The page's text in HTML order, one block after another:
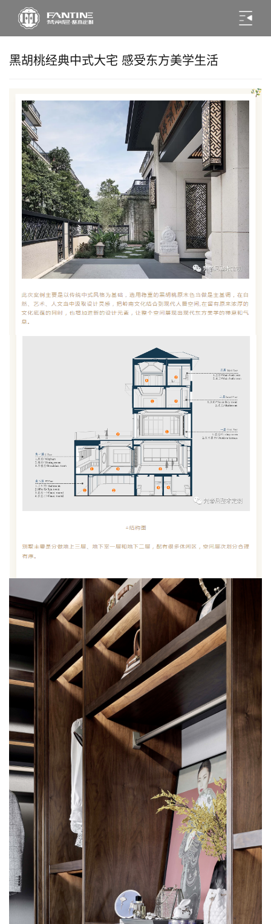
黑胡桃经典中式大宅 感受东方美学生活